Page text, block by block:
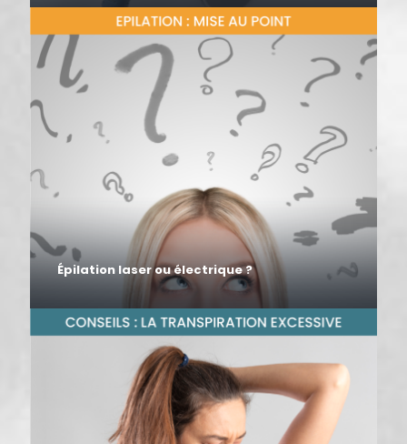
Épilation laser ou électrique ?